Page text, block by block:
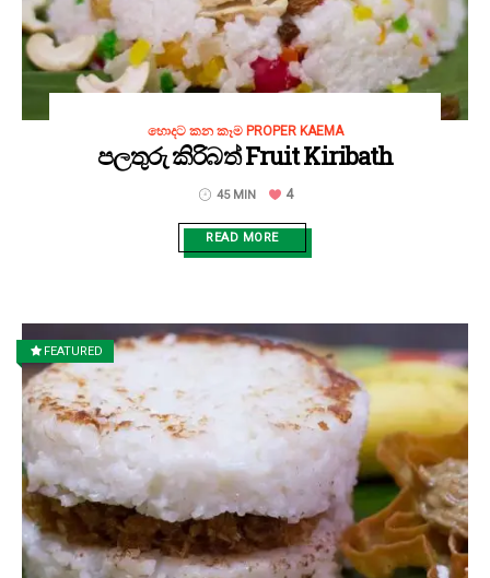
හොදට කන කෑම PROPER KAEMA
පලතුරු කිරිබත් Fruit Kiribath
45 MIN 4
READ MORE
FEATURED